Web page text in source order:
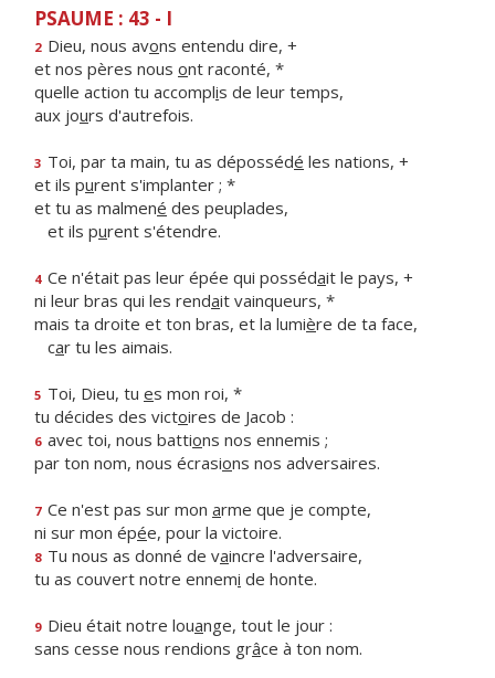
PSAUME : 43 - I
2 Dieu, nous avons entendu dire, +
et nos pères nous ont raconté, *
quelle action tu accomplis de leur temps,
aux jours d'autrefois.
3 Toi, par ta main, tu as dépossédé les nations, +
et ils purent s'implanter ; *
et tu as malmené des peuplades,
et ils purent s'étendre.
4 Ce n'était pas leur épée qui possédait le pays, +
ni leur bras qui les rendait vainqueurs, *
mais ta droite et ton bras, et la lumière de ta face,
car tu les aimais.
5 Toi, Dieu, tu es mon roi, *
tu décides des victoires de Jacob :
6 avec toi, nous battions nos ennemis ;
par ton nom, nous écrasions nos adversaires.
7 Ce n'est pas sur mon arme que je compte,
ni sur mon épée, pour la victoire.
8 Tu nous as donné de vaincre l'adversaire,
tu as couvert notre ennemi de honte.
9 Dieu était notre louange, tout le jour :
sans cesse nous rendions grâce à ton nom.